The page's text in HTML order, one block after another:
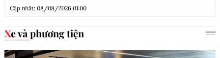
Cập nhật: 08/08/2026 01:00
Xe và phương tiện